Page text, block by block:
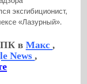
эксгибиционист,
«Лазурный».
ПК вМакс,
News,